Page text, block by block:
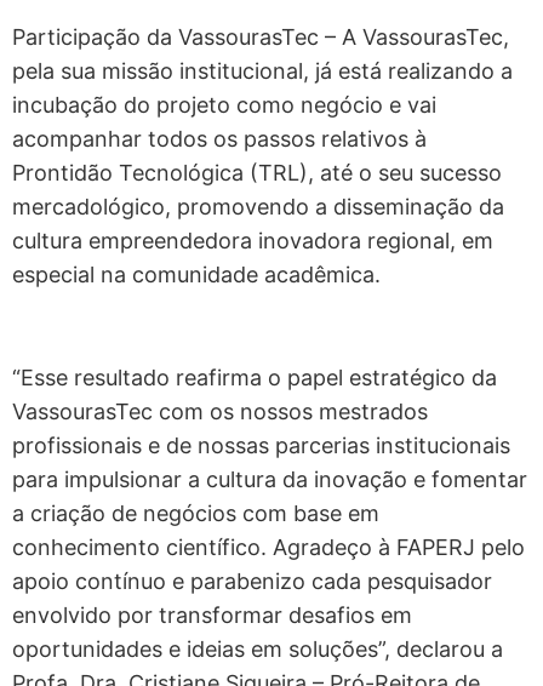
Participação da VassourasTec – A VassourasTec,
pela sua missão institucional, já está realizando a
incubação do projeto como negócio e vai
acompanhar todos os passos relativos à
Prontidão Tecnológica (TRL), até o seu sucesso
mercadológico, promovendo a disseminação da
cultura empreendedora inovadora regional, em
especial na comunidade acadêmica.
“Esse resultado reafirma o papel estratégico da
VassourasTec com os nossos mestrados
profissionais e de nossas parcerias institucionais
para impulsionar a cultura da inovação e fomentar
a criação de negócios com base em
conhecimento científico. Agradeço à FAPERJ pelo
apoio contínuo e parabenizo cada pesquisador
envolvido por transformar desafios em
oportunidades e ideias em soluções”, declarou a